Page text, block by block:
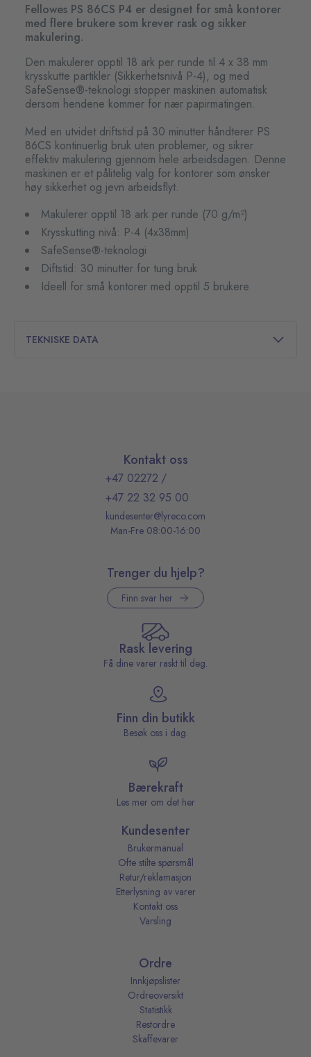
Fellowes PS 86CS P4 er designet for små kontorer
med flere brukere som krever rask og sikker
makulering.
Den makulerer opptil 18 ark per runde til 4 x 38 mm
krysskutte partikler (Sikkerhetsnivå P-4), og med
SafeSense®-teknologi stopper maskinen automatisk
dersom hendene kommer for nær papirmatingen.
Med en utvidet driftstid på 30 minutter håndterer PS
86CS kontinuerlig bruk uten problemer, og sikrer
effektiv makulering gjennom hele arbeidsdagen. Denne
maskinen er et pålitelig valg for kontorer som ønsker
høy sikkerhet og jevn arbeidsflyt.
Makulerer opptil 18 ark per runde (70 g/m²)
Krysskutting nivå: P-4 (4x38mm)
SafeSense®-teknologi
Diftstid: 30 minutter for tung bruk
Ideell for små kontorer med opptil 5 brukere
TEKNISKE DATA
Kontakt oss
+47 02272 /
+47 22 32 95 00
kundesenter@lyreco.com
Man-Fre 08:00-16:00
Trenger du hjelp?
Finn svar her
Rask levering
Få dine varer raskt til deg.
Finn din butikk
Besøk oss i dag.
Bærekraft
Les mer om det her
Kundesenter
Brukermanual
Ofte stilte spørsmål
Retur/reklamasjon
Etterlysning av varer
Kontakt oss
Varsling
Ordre
Innkjøpslister
Ordreoversikt
Statistikk
Restordre
Skaffevarer